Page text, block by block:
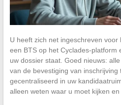
U heeft zich net ingeschreven
een BTS op het Cyclades-platform
uw dossier staat. Goed nieuws:
van de bevestiging van
gecentraliseerd in uw
alleen weten waar u moet kijken